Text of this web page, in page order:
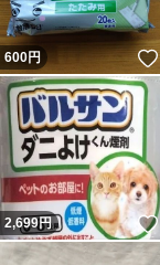
600円
2,699円